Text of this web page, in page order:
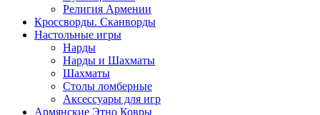
Религия Армении
Кроссворды. Сканворды
Настольные игры
Нарды
Нарды и Шахматы
Шахматы
Столы ломберные
Аксессуары для игр
Армянские Этно Ковры